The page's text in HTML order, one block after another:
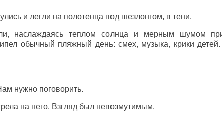
и легли на полотенца под шезлонгом, в тени.
наслаждаясь теплом солнца и мерным шумом
обычный пляжный день: смех, музыка, крики детей.
нужно поговорить.
на него. Взгляд был невозмутимым.